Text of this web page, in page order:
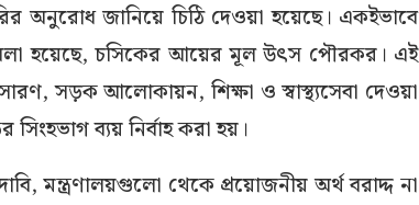
অনুরোধ জানিয়ে চিঠি দেওয়া হয়েছে। একইভাবে
বলা হয়েছে, চসিকের আয়ের মূল উৎস পৌরকর। এই
সড়ক আলোকায়ন, শিক্ষা ও স্বাস্থ্যসেবা দেওয়া
ব্যয় নির্বাহ করা হয়।
মন্ত্রণালয়গুলো থেকে প্রয়োজনীয় অর্থ বরাদ্দ না